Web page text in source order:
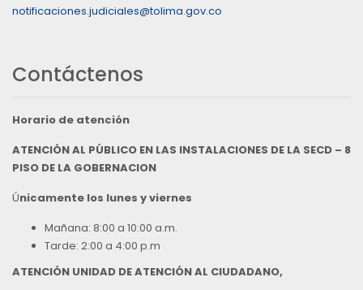
notificaciones.judiciales@tolima.gov.co
Contáctenos
Horario de atención
ATENCIÓN AL PÚBLICO EN LAS INSTALACIONES DE LA SECD – 8
PISO DE LA GOBERNACION
Únicamente los lunes y viernes
Mañana: 8:00 a 10:00 a.m.
Tarde: 2:00 a 4:00 p.m
ATENCIÓN UNIDAD DE ATENCIÓN AL CIUDADANO,